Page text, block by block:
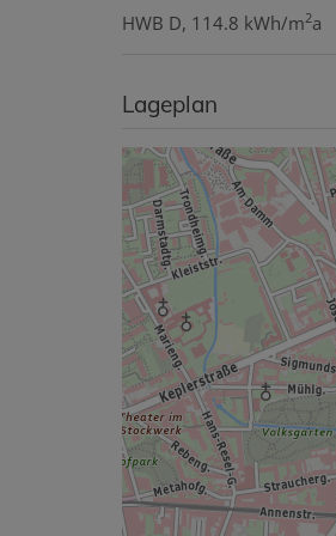
HWB D, 114.8 kWh/m2a
Lageplan